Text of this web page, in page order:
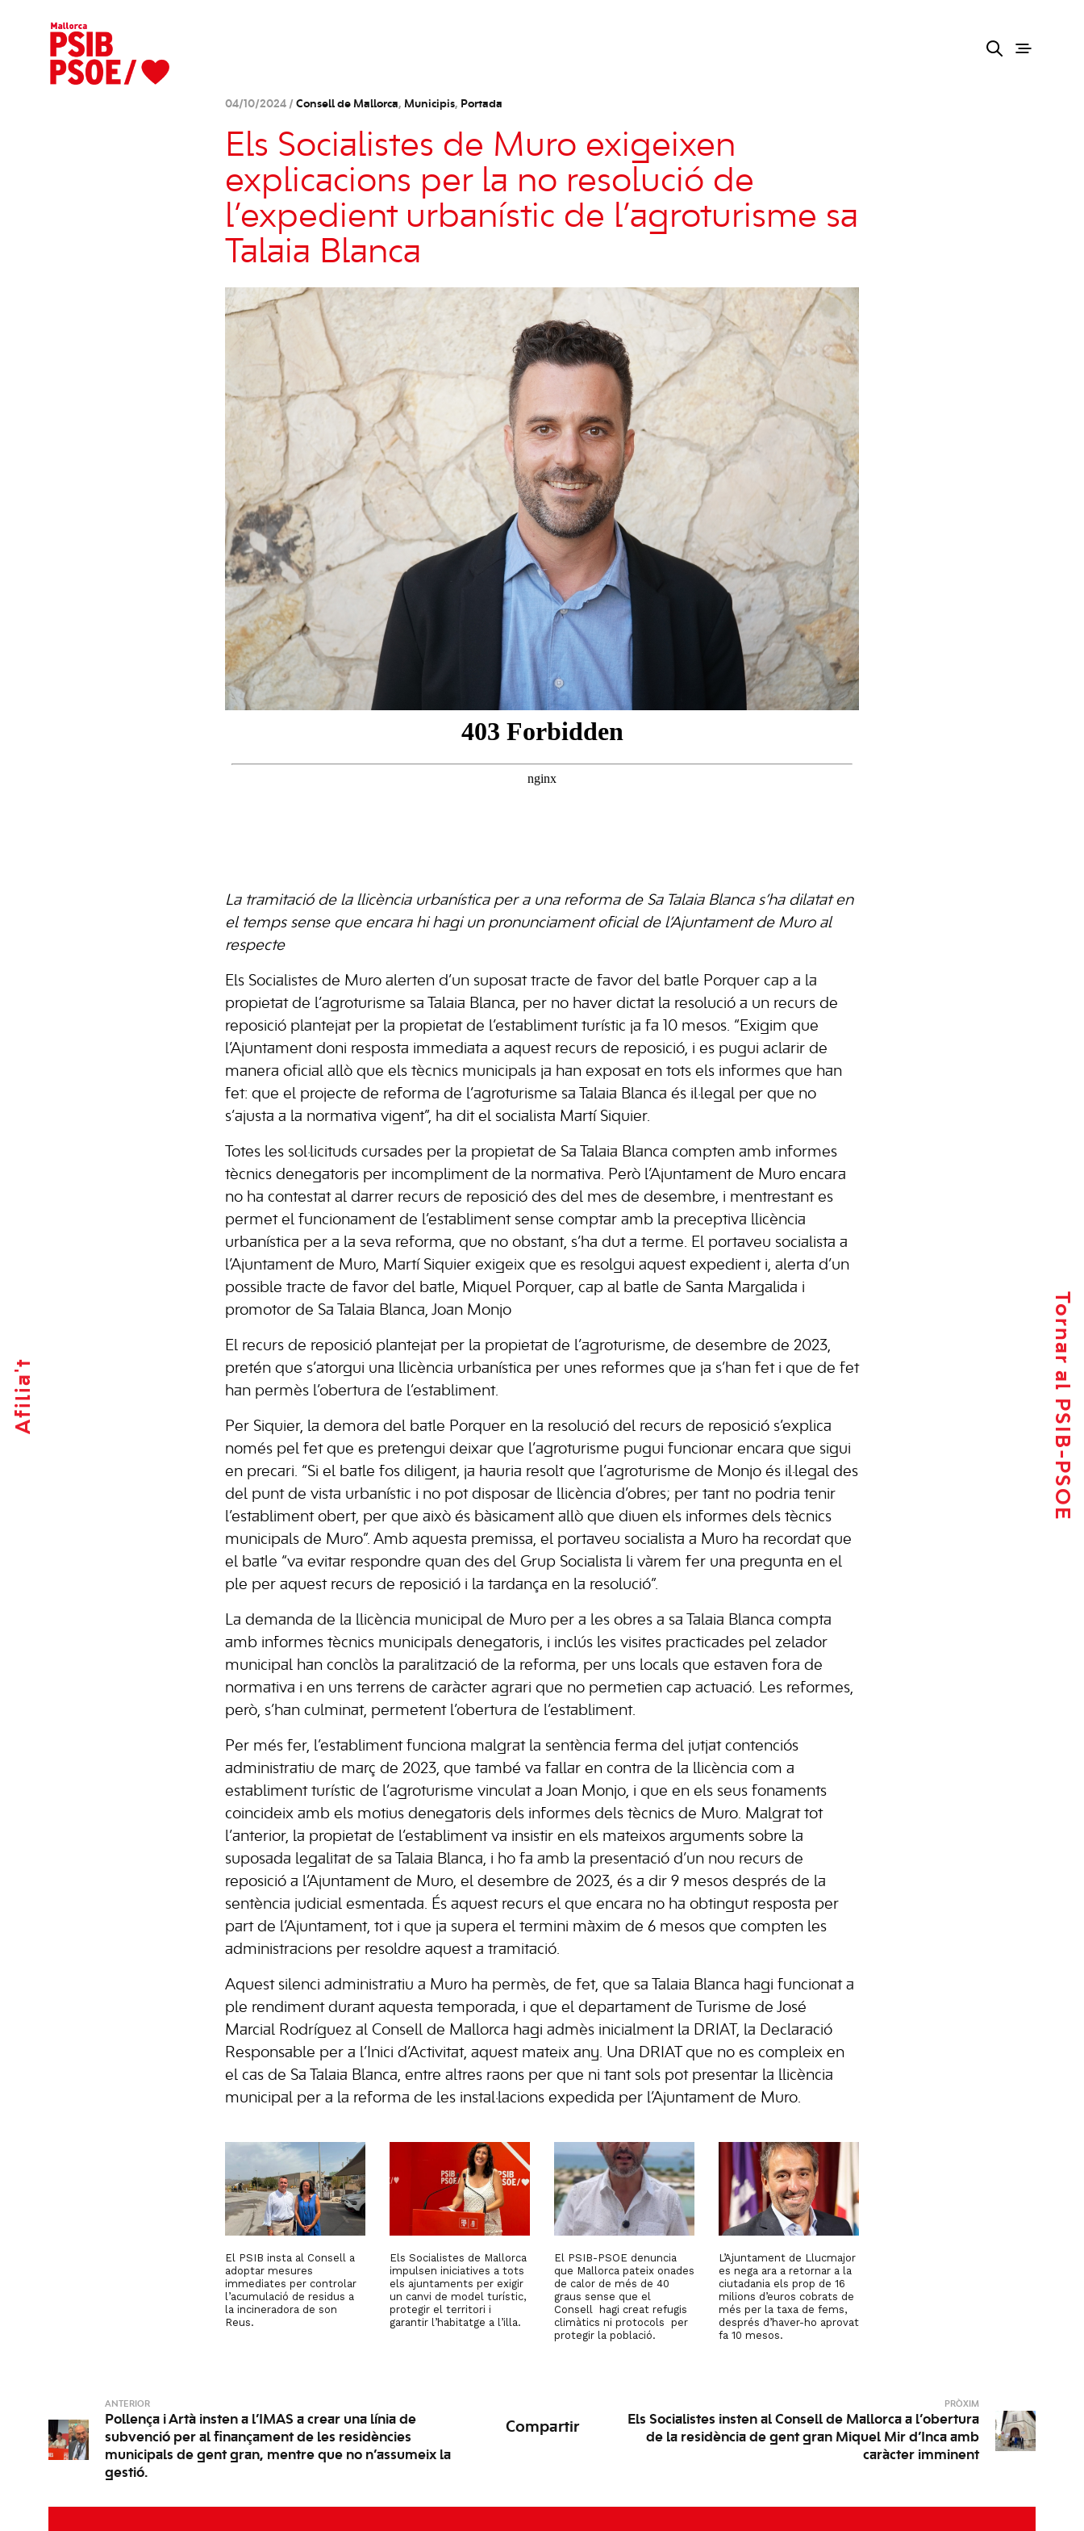
Afilia't Tornar al PSIB-PSOE
04/10/2024 / Consell de Mallorca, Municipis, Portada
Els Socialistes de Muro exigeixen
explicacions per la no resolució de
l’expedient urbanístic de l’agroturisme sa
Talaia Blanca
La tramitació de la llicència urbanística per a una reforma de Sa Talaia Blanca s’ha dilatat en
el temps sense que encara hi hagi un pronunciament oficial de l’Ajuntament de Muro al
respecte
Els Socialistes de Muro alerten d’un suposat tracte de favor del batle Porquer cap a la
propietat de l’agroturisme sa Talaia Blanca, per no haver dictat la resolució a un recurs de
reposició plantejat per la propietat de l’establiment turístic ja fa 10 mesos. “Exigim que
l’Ajuntament doni resposta immediata a aquest recurs de reposició, i es pugui aclarir de
manera oficial allò que els tècnics municipals ja han exposat en tots els informes que han
fet: que el projecte de reforma de l’agroturisme sa Talaia Blanca és il·legal per que no
s’ajusta a la normativa vigent”, ha dit el socialista Martí Siquier.
Totes les sol·licituds cursades per la propietat de Sa Talaia Blanca compten amb informes
tècnics denegatoris per incompliment de la normativa. Però l’Ajuntament de Muro encara
no ha contestat al darrer recurs de reposició des del mes de desembre, i mentrestant es
permet el funcionament de l’establiment sense comptar amb la preceptiva llicència
urbanística per a la seva reforma, que no obstant, s’ha dut a terme. El portaveu socialista a
l’Ajuntament de Muro, Martí Siquier exigeix que es resolgui aquest expedient i, alerta d’un
possible tracte de favor del batle, Miquel Porquer, cap al batle de Santa Margalida i
promotor de Sa Talaia Blanca, Joan Monjo
El recurs de reposició plantejat per la propietat de l’agroturisme, de desembre de 2023,
pretén que s’atorgui una llicència urbanística per unes reformes que ja s’han fet i que de fet
han permès l’obertura de l’establiment.
Per Siquier, la demora del batle Porquer en la resolució del recurs de reposició s’explica
només pel fet que es pretengui deixar que l’agroturisme pugui funcionar encara que sigui
en precari. “Si el batle fos diligent, ja hauria resolt que l’agroturisme de Monjo és il·legal des
del punt de vista urbanístic i no pot disposar de llicència d’obres; per tant no podria tenir
l’establiment obert, per que això és bàsicament allò que diuen els informes dels tècnics
municipals de Muro”. Amb aquesta premissa, el portaveu socialista a Muro ha recordat que
el batle “va evitar respondre quan des del Grup Socialista li vàrem fer una pregunta en el
ple per aquest recurs de reposició i la tardança en la resolució”.
La demanda de la llicència municipal de Muro per a les obres a sa Talaia Blanca compta
amb informes tècnics municipals denegatoris, i inclús les visites practicades pel zelador
municipal han conclòs la paralització de la reforma, per uns locals que estaven fora de
normativa i en uns terrens de caràcter agrari que no permetien cap actuació. Les reformes,
però, s’han culminat, permetent l’obertura de l’establiment.
Per més fer, l’establiment funciona malgrat la sentència ferma del jutjat contenciós
administratiu de març de 2023, que també va fallar en contra de la llicència com a
establiment turístic de l’agroturisme vinculat a Joan Monjo, i que en els seus fonaments
coincideix amb els motius denegatoris dels informes dels tècnics de Muro. Malgrat tot
l’anterior, la propietat de l’establiment va insistir en els mateixos arguments sobre la
suposada legalitat de sa Talaia Blanca, i ho fa amb la presentació d’un nou recurs de
reposició a l’Ajuntament de Muro, el desembre de 2023, és a dir 9 mesos després de la
sentència judicial esmentada. És aquest recurs el que encara no ha obtingut resposta per
part de l’Ajuntament, tot i que ja supera el termini màxim de 6 mesos que compten les
administracions per resoldre aquest a tramitació.
Aquest silenci administratiu a Muro ha permès, de fet, que sa Talaia Blanca hagi funcionat a
ple rendiment durant aquesta temporada, i que el departament de Turisme de José
Marcial Rodríguez al Consell de Mallorca hagi admès inicialment la DRIAT, la Declaració
Responsable per a l’Inici d’Activitat, aquest mateix any. Una DRIAT que no es compleix en
el cas de Sa Talaia Blanca, entre altres raons per que ni tant sols pot presentar la llicència
municipal per a la reforma de les instal·lacions expedida per l’Ajuntament de Muro.
El PSIB insta al Consell a
adoptar mesures
immediates per controlar
l’acumulació de residus a
la incineradora de son
Reus.
Els Socialistes de Mallorca
impulsen iniciatives a tots
els ajuntaments per exigir
un canvi de model turístic,
protegir el territori i
garantir l’habitatge a l’illa.
El PSIB-PSOE denuncia
que Mallorca pateix onades
de calor de més de 40
graus sense que el
Consell hagi creat refugis
climàtics ni protocols per
protegir la població.
L’Ajuntament de Llucmajor
es nega ara a retornar a la
ciutadania els prop de 16
milions d’euros cobrats de
més per la taxa de fems,
després d’haver-ho aprovat
fa 10 mesos.
ANTERIOR
Pollença i Artà insten a l’IMAS a crear una línia de
subvenció per al finançament de les residències
municipals de gent gran, mentre que no n’assumeix la
gestió.
Compartir
PRÒXIM
Els Socialistes insten al Consell de Mallorca a l’obertura
de la residència de gent gran Miquel Mir d’Inca amb
caràcter imminent